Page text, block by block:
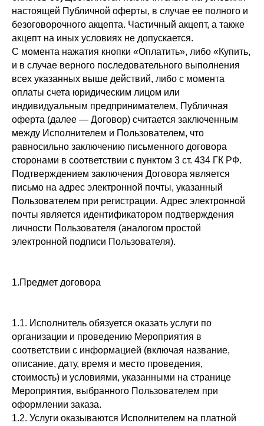
настоящей Публичной оферты, в случае ее полного и
безоговорочного акцепта. Частичный акцепт, а также
акцепт на иных условиях не допускается.
С момента нажатия кнопки «Оплатить», либо «Купить,
и в случае верного последовательного выполнения
всех указанных выше действий, либо с момента
оплаты счета юридическим лицом или
индивидуальным предпринимателем, Публичная
оферта (далее — Договор) считается заключенным
между Исполнителем и Пользователем, что
равносильно заключению письменного договора
сторонами в соответствии с пунктом 3 ст. 434 ГК РФ.
Подтверждением заключения Договора является
письмо на адрес электронной почты, указанный
Пользователем при регистрации. Адрес электронной
почты является идентификатором подтверждения
личности Пользователя (аналогом простой
электронной подписи Пользователя).
1.Предмет договора
1.1. Исполнитель обязуется оказать услуги по
организации и проведению Мероприятия в
соответствии с информацией (включая название,
описание, дату, время и место проведения,
стоимость) и условиями, указанными на странице
Мероприятия, выбранного Пользователем при
оформлении заказа.
1.2. Услуги оказываются Исполнителем на платной